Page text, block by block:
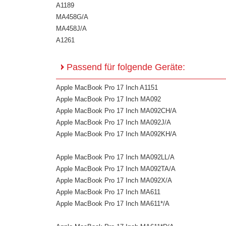
A1189
MA458G/A
MA458J/A
A1261
Passend für folgende Geräte:
Apple MacBook Pro 17 Inch A1151
Apple MacBook Pro 17 Inch MA092
Apple MacBook Pro 17 Inch MA092CH/A
Apple MacBook Pro 17 Inch MA092J/A
Apple MacBook Pro 17 Inch MA092KH/A
Apple MacBook Pro 17 Inch MA092LL/A
Apple MacBook Pro 17 Inch MA092TA/A
Apple MacBook Pro 17 Inch MA092X/A
Apple MacBook Pro 17 Inch MA611
Apple MacBook Pro 17 Inch MA611*/A